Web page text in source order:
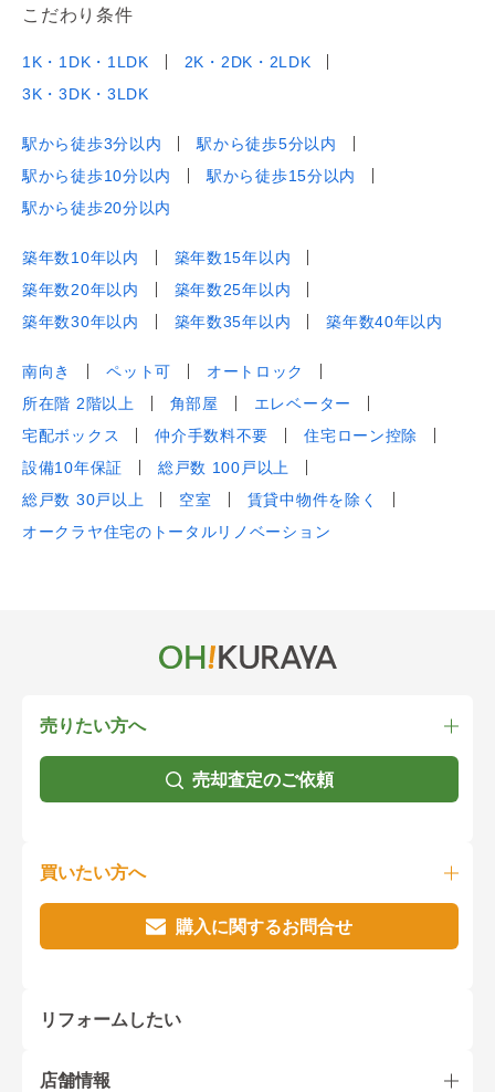
こだわり条件
1K・1DK・1LDK
2K・2DK・2LDK
3K・3DK・3LDK
駅から徒歩3分以内
駅から徒歩5分以内
駅から徒歩10分以内
駅から徒歩15分以内
駅から徒歩20分以内
築年数10年以内
築年数15年以内
築年数20年以内
築年数25年以内
築年数30年以内
築年数35年以内 築年数40年以内
南向き ペット可
オートロック
所在階 2階以上
角部屋
エレベーター
宅配ボックス
仲介手数料不要
住宅ローン控除
設備10年保証
総戸数 100戸以上
総戸数 30戸以上
空室
賃貸中物件を除く
オークラヤ住宅のトータルリノベーション
売りたい方へ
売却査定のご依頼
買いたい方へ
購入に関するお問合せ
リフォームしたい
店舗情報